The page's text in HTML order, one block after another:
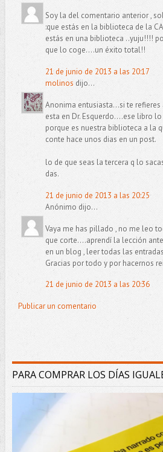
Soy la del comentario anterior ,
:que estás en la biblioteca de la
estás en una biblioteca ..yuju!!!!
que lo coge....un éxito total!!
21 de junio de 2013 a las 20:17
molinos dijo...
Anonima entusiasta...si te
esta en Dr. Esquerdo....ese libro
porque es nuestra biblioteca a la
conte hace unos dias en un post.
lo de que seas la tercera q lo
das.
21 de junio de 2013 a las 20:25
Anónimo dijo...
Vaya me has pillado , no me leo
que corte....aprendí la lección
en un blog , leer todas las
Gracias por todo y por hacernos
21 de junio de 2013 a las 20:36
Publicar un comentario
PARA COMPRAR LOS DÍAS